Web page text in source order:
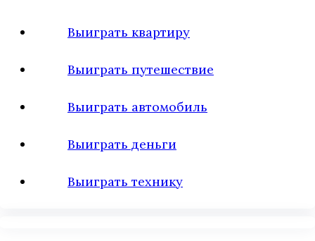
Выиграть квартиру
Выиграть путешествие
Выиграть автомобиль
Выиграть деньги
Выиграть технику